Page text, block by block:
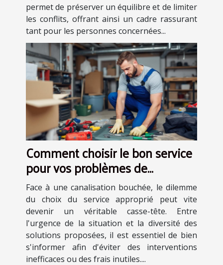
permet de préserver un équilibre et de limiter
les conflits, offrant ainsi un cadre rassurant
tant pour les personnes concernées...
Comment choisir le bon service
pour vos problèmes de
canalisations obstruées ?
Face à une canalisation bouchée, le dilemme
du choix du service approprié peut vite
devenir un véritable casse-tête. Entre
l'urgence de la situation et la diversité des
solutions proposées, il est essentiel de bien
s'informer afin d'éviter des interventions
inefficaces ou des frais inutiles....